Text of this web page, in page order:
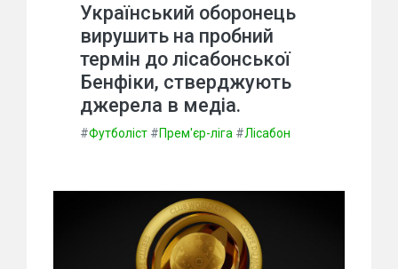
Український оборонець
вирушить на пробний
термін до лісабонської
Бенфіки, стверджують
джерела в медіа.
#Футболіст #Прем'єр-ліга #Лісабон